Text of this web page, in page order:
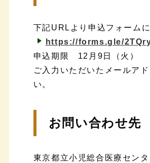
下記URLより申込フォーム
https://forms.gle/
申込期限 12月9日（火）
ご入力いただいたメールア
い。
お問い合わせ先
東京都立小児総合医療センタ